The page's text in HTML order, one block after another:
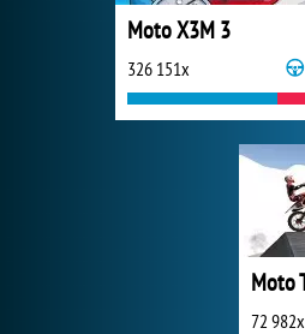
Moto X3M 3
326 151x
72 982x